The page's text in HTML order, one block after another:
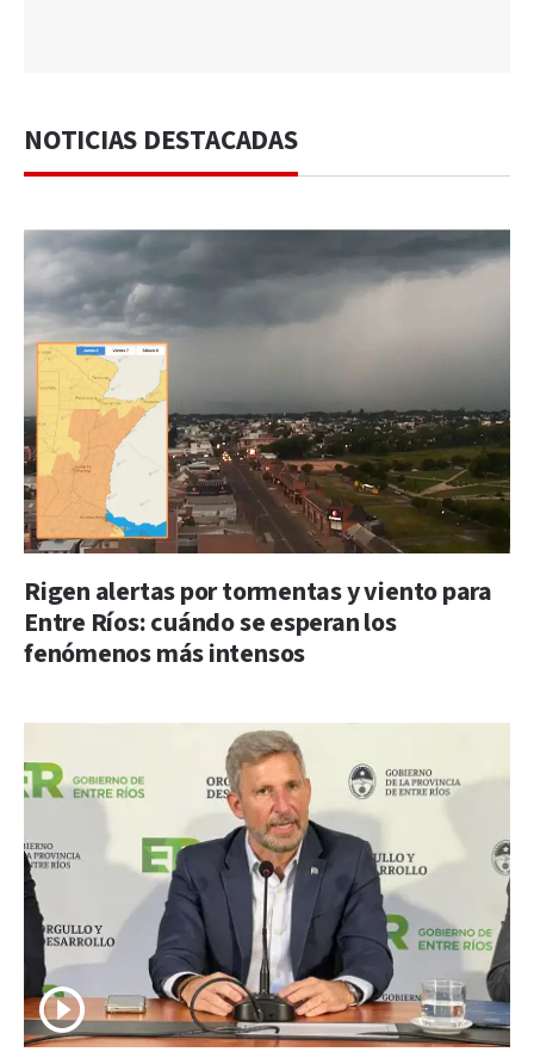
NOTICIAS DESTACADAS
Rigen alertas por tormentas y viento para
Entre Ríos: cuándo se esperan los
fenómenos más intensos